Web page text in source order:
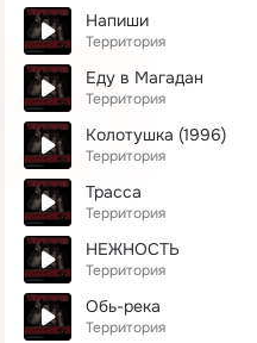
Напиши
Территория
Еду в Магадан
Территория
Колотушка (1996)
Территория
Трасса
Территория
НЕЖНОСТЬ
Территория
Обь-река
Территория